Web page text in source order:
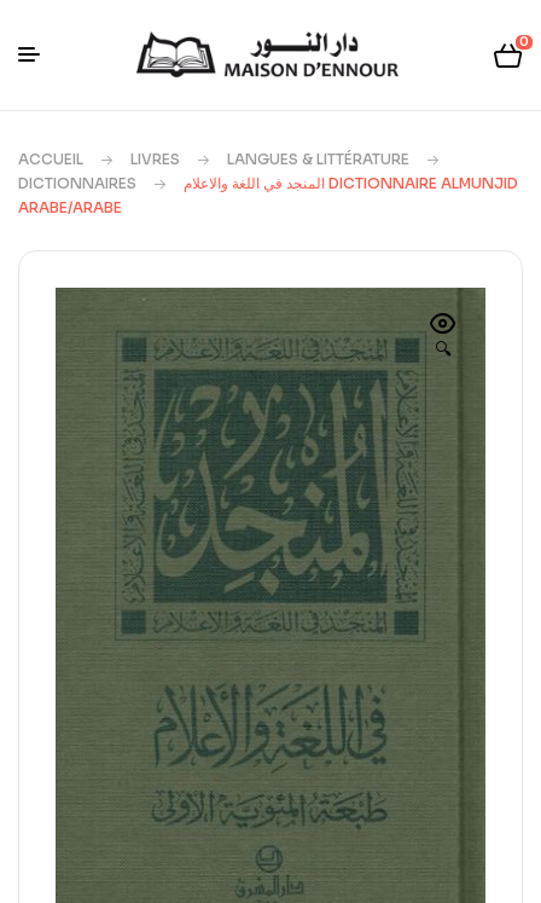
0
ACCUEIL LIVRES
LANGUES & LITTÉRATURE
DICTIONNAIRES
المنجد في اللغة والاعلام DICTIONNAIRE ALMUNJID
ARABE/ARABE
🔍